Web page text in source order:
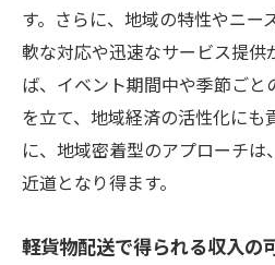
す。さらに、地域の特性やニー
軟な対応や迅速なサービス提供
ば、イベント期間中や季節ご
を立て、地域経済の活性化にも
に、地域密着型のアプローチ
近道となり得ます。
軽貨物配送で得られる収入の